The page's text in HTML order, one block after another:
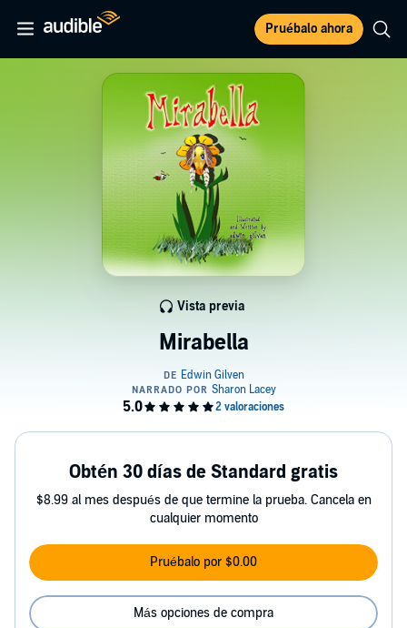
Pruébalo ahora
Mirabella
Vista previa
Obtén 30 días de Standard gratis
$8.99 al mes después de que termine la prueba. Cancela en
cualquier momento
Pruébalo por $0.00
Más opciones de compra